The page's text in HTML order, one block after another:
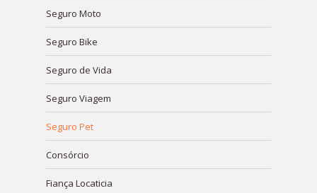
Seguro Moto
Seguro Bike
Seguro de Vida
Seguro Viagem
Seguro Pet
Consórcio
Fiança Locaticia